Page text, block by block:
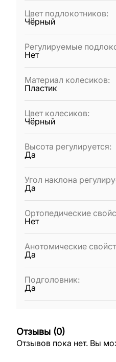
Цвет подлокотников:
Чёрный
Регулируемые
Нет
Материал колесиков:
Пластик
Цвет колесиков:
Чёрный
Высота регулируется:
Да
Угол наклона
Да
Ортопедические
Нет
Анотомические
Да
Подголовник:
Да
Отзывы (0)
Отзывов пока нет. Вы